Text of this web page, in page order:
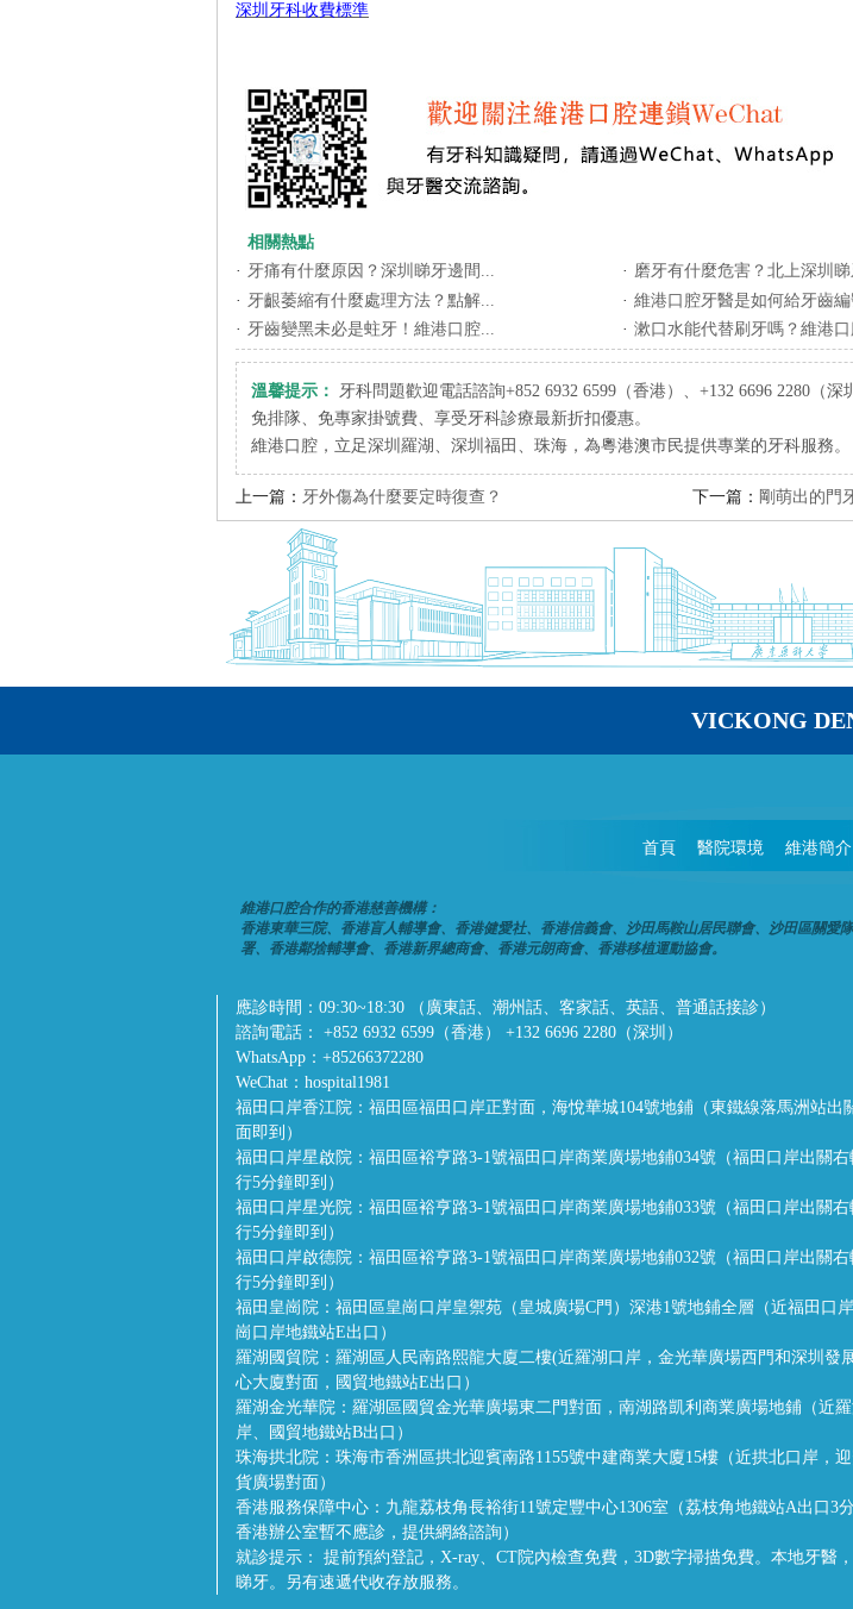
深圳牙科收費標準
相關熱點
· 牙痛有什麼原因？深圳睇牙邊間... · 磨牙有什麼危害？北上深圳
· 牙齦萎縮有什麼處理方法？點解... · 維港口腔牙醫是如何給牙齒編
· 牙齒變黑未必是蛀牙！維港口腔... · 漱口水能代替刷牙嗎？維港
溫馨提示：
牙科問題歡迎電話諮詢+852 6932 6599（香港）、+132 6696 2280（
免排隊、免專家掛號費、享受牙科診療最新折扣優惠。
維港口腔，立足深圳羅湖、深圳福田、珠海，為粵港澳市民提供專業的牙科服務。
上一篇： 牙外傷為什麼要定時復查？ 下一篇： 剛萌出的門
VICKONG
首頁 醫院環境 維港簡介
維港口腔合作的香港慈善機構：
香港東華三院、香港盲人輔導會、香港健愛社、香港信義會、沙田馬鞍山居民聯會、沙田區關
署、香港鄰捨輔導會、香港新界總商會、香港元朗商會、香港移植運動協會。
應診時間： 09:30~18:30 （廣東話、潮州話、客家話、英語、普通話接診）
諮詢電話：
+852 6932 6599（香港） +132 6696 2280（深圳）
WhatsApp： +85266372280
WeChat： hospital1981
福田口岸香江院： 福田區福田口岸正對面，海悅華城104號地鋪（東鐵線落馬洲站出
面即到）
福田口岸星啟院： 福田區裕亨路3-1號福田口岸商業廣場地鋪034號（福田口岸出關右
行5分鐘即到）
福田口岸星光院： 福田區裕亨路3-1號福田口岸商業廣場地鋪033號（福田口岸出關右
行5分鐘即到）
福田口岸啟德院： 福田區裕亨路3-1號福田口岸商業廣場地鋪032號（福田口岸出關右
行5分鐘即到）
福田皇崗院： 福田區皇崗口岸皇禦苑（皇城廣場C門）深港1號地鋪全層（近福田口
崗口岸地鐵站E出口）
羅湖國貿院： 羅湖區人民南路熙龍大廈二樓(近羅湖口岸，金光華廣場西門和深圳發
心大廈對面，國貿地鐵站E出口）
羅湖金光華院： 羅湖區國貿金光華廣場東二門對面，南湖路凱利商業廣場地鋪（近羅
岸、國貿地鐵站B出口）
珠海拱北院： 珠海市香洲區拱北迎賓南路1155號中建商業大廈15樓（近拱北口岸，
貨廣場對面）
香港服務保障中心： 九龍荔枝角長裕街11號定豐中心1306室（荔枝角地鐵站A出口3分
香港辦公室暫不應診，提供網絡諮詢）
就診提示：
提前預約登記，X-ray、CT院內檢查免費，3D數字掃描免費。本地牙醫
睇牙。另有速遞代收存放服務。